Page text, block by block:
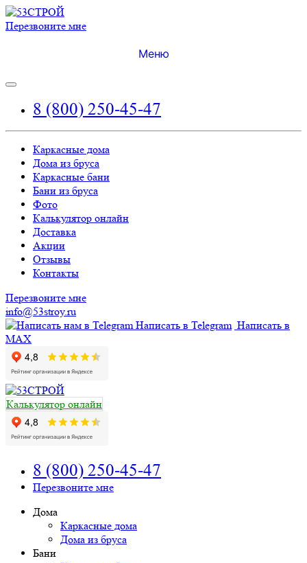
Перезвоните мне
Меню
8 (800) 250-45-47
Каркасные дома
Дома из бруса
Каркасные бани
Бани из бруса
Фото
Калькулятор онлайн
Доставка
Акции
Отзывы
Контакты
Перезвоните мне
info@53stroy.ru
Написать в Telegram Написать в
MAX
Калькулятор онлайн
8 (800) 250-45-47
Перезвоните мне
Дома
Каркасные дома
Дома из бруса
Бани